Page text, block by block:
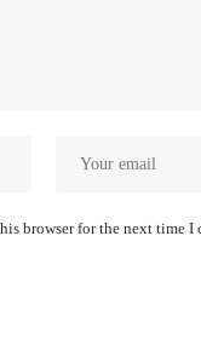
browser for the next time I